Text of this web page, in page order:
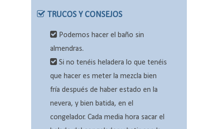
TRUCOS Y CONSEJOS
Podemos hacer el baño sin
almendras.
Si no tenéis heladera lo que tenéis
que hacer es meter la mezcla bien
fría después de haber estado en la
nevera, y bien batida, en el
congelador. Cada media hora sacar el